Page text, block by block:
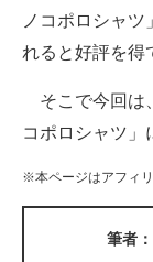
ITの今と未来を
スマホと通信の
進化するPCと
AI活用のいまが
ノコポロシャ
れると好評を得
そこで今回は
コポロシャツ」
※本ページはアフィ
筆者